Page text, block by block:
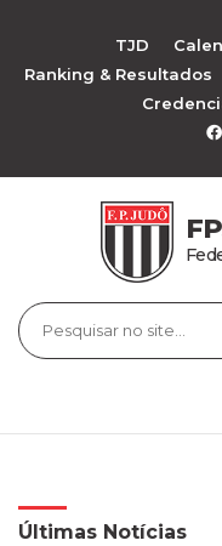
TJD
Ranking & Resultados
Últimas Notícias